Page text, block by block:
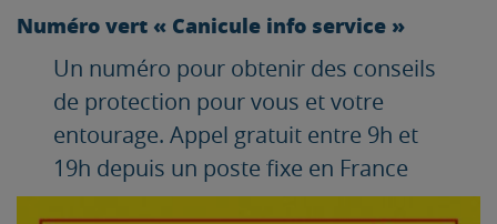
Numéro vert « Canicule info service »
Un numéro pour obtenir des conseils
de protection pour vous et votre
entourage. Appel gratuit entre 9h et
19h depuis un poste fixe en France